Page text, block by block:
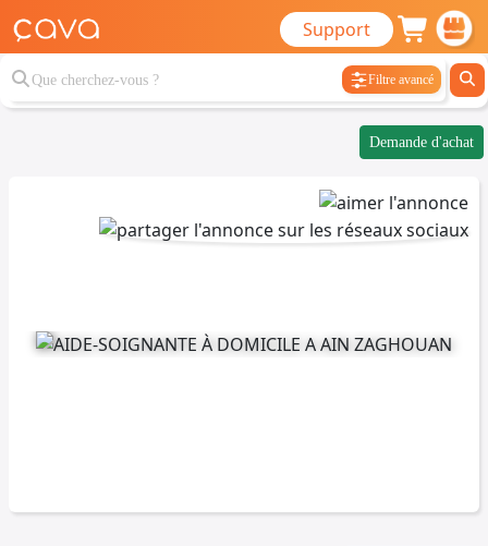
Support
Filtre avancé
Demande d'achat